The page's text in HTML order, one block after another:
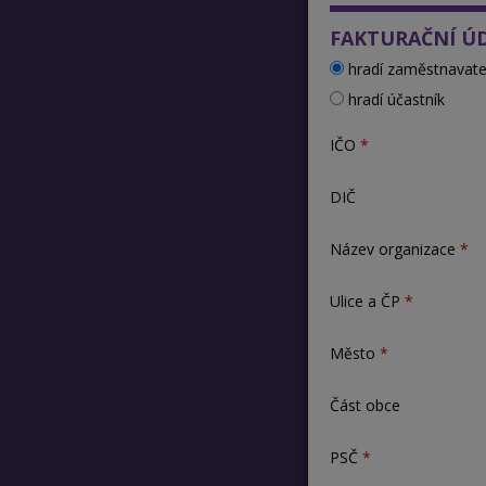
FAKTURAČNÍ
hradí
hradí účastník
IČO
DIČ
Název organizace
Ulice a ČP
Město
Část obce
PSČ